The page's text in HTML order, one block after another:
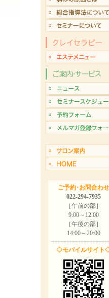
ご予約･お問合わせ
022-294-7935
［午前の部］
9:00～12:00
［午後の部］
14:00～20:00
◇モバイルサイト